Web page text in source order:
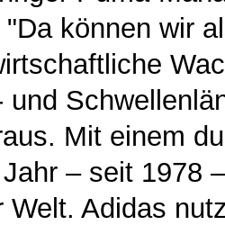
können wir
und
Mit einem
– seit 1978
Welt. Adidas